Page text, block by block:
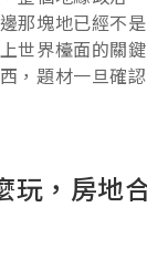
那塊地已經不
世界檯面的關
，題材一旦確
玩，房地